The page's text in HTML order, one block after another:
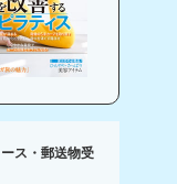
ス・郵送物受